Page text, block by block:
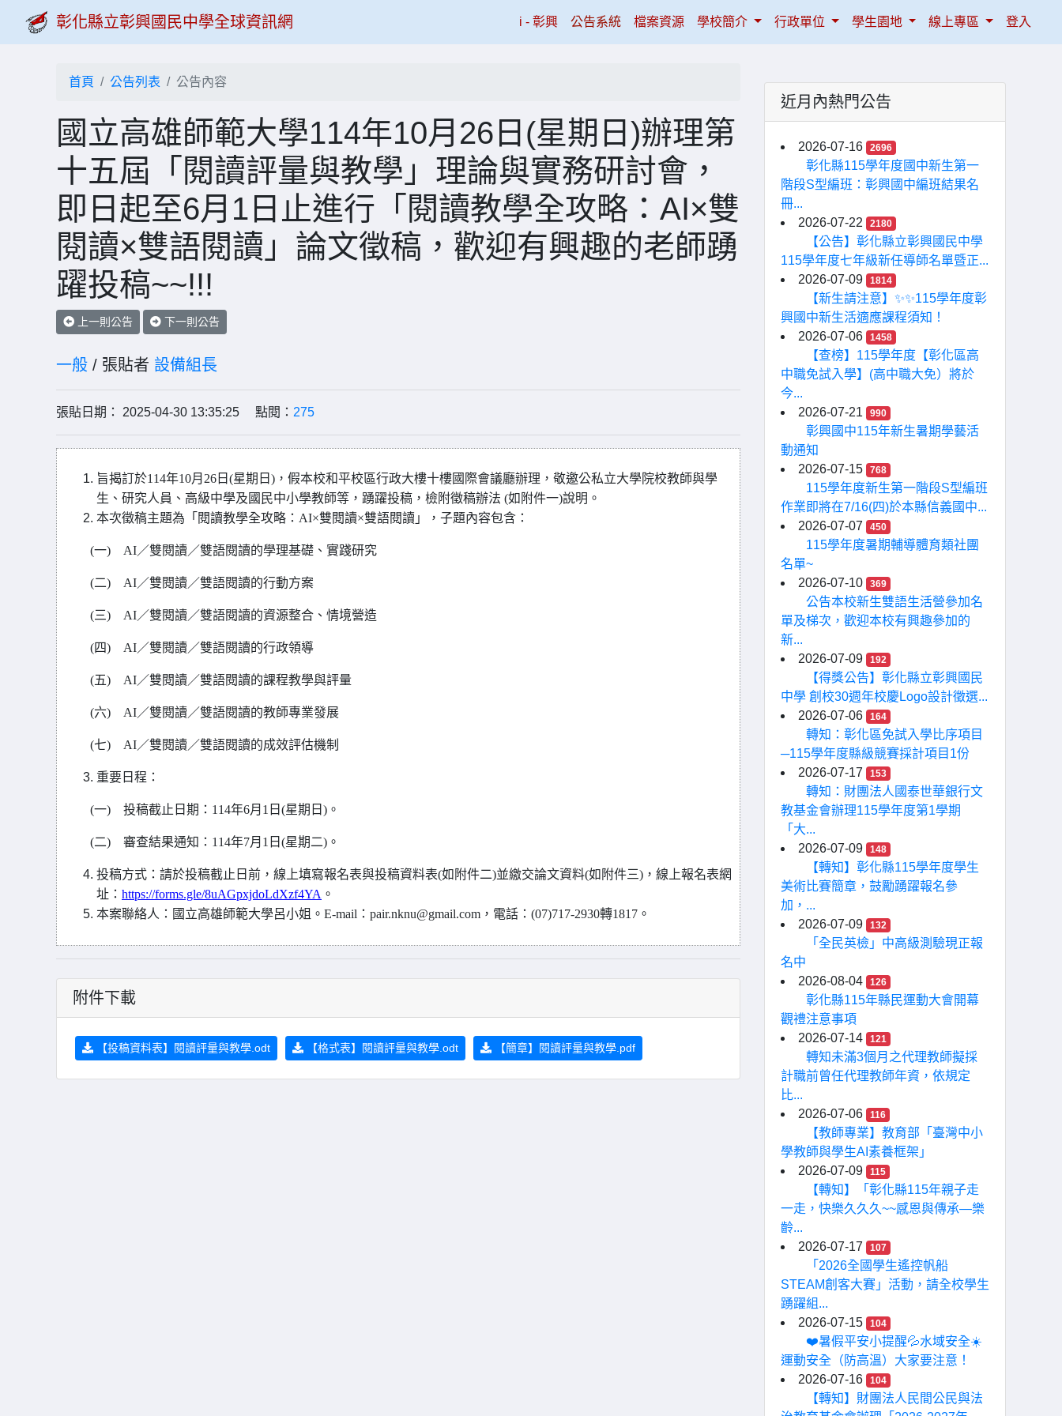
彰化縣立彰興國民中學全球資訊網 i - 彰興(current)
公告系統 檔案資源 學校簡介 行政單位 學生園地 線上專區 登入
首頁 公告列表 公告內容
國立高雄師範大學114年10月26日(星期日)辦理第
十五屆「閱讀評量與教學」理論與實務研討會，
即日起至6月1日止進行「閱讀教學全攻略：AI×雙
閱讀×雙語閱讀」論文徵稿，歡迎有興趣的老師踴
躍投稿~~!!!
上一則公告 下一則公告
一般 / 張貼者 設備組長
張貼日期： 2025-04-30 13:35:25 點閱： 275
旨揭訂於114年10月26日(星期日)，假本校和平校區行政大樓十樓國際會議廳辦理，敬邀公私立大學院校教師與學
生、研究人員、高級中學及國民中小學教師等，踴躍投稿，檢附徵稿辦法 (如附件一)說明。
本次徵稿主題為「閱讀教學全攻略：AI×雙閱讀×雙語閱讀」，子題內容包含：
(一) AI／雙閱讀／雙語閱讀的學理基礎、實踐研究
(二) AI／雙閱讀／雙語閱讀的行動方案
(三) AI／雙閱讀／雙語閱讀的資源整合、情境營造
(四) AI／雙閱讀／雙語閱讀的行政領導
(五) AI／雙閱讀／雙語閱讀的課程教學與評量
(六) AI／雙閱讀／雙語閱讀的教師專業發展
(七) AI／雙閱讀／雙語閱讀的成效評估機制
重要日程：
(一) 投稿截止日期：114年6月1日(星期日)。
(二) 審查結果通知：114年7月1日(星期二)。
投稿方式：請於投稿截止日前，線上填寫報名表與投稿資料表(如附件二)並繳交論文資料(如附件三)，線上報名表網
址： https://forms.gle/8uAGpxjdoLdXzf4YA 。
本案聯絡人：國立高雄師範大學呂小姐。E-mail：pair.nknu@gmail.com，電話：(07)717-2930轉1817。
附件下載
【投稿資料表】閱讀評量與教學.odt 【格式表】閱讀評量與教學.odt 【簡章】閱讀評量與教學.pdf
近月內熱門公告
2026-07-16 2696
彰化縣115學年度國中新生第一
階段S型編班：彰興國中編班結果名
冊...
2026-07-22
2180
【公告】彰化縣立彰興國民中學
115學年度七年級新任導師名單暨正...
2026-07-09
1814
【新生請注意】✨✨115學年度彰
興國中新生活適應課程須知！
2026-07-06
1458
【查榜】115學年度【彰化區高
中職免試入學】(高中職大免）將於
今...
2026-07-21
990
彰興國中115年新生暑期學藝活
動通知
2026-07-15
768
115學年度新生第一階段S型編班
作業即將在7/16(四)於本縣信義國中...
2026-07-07
450
115學年度暑期輔導體育類社團
名單~
2026-07-10
369
公告本校新生雙語生活營參加名
單及梯次，歡迎本校有興趣參加的
新...
2026-07-09
192
【得獎公告】彰化縣立彰興國民
中學 創校30週年校慶Logo設計徵選...
2026-07-06
164
轉知：彰化區免試入學比序項目
─115學年度縣級競賽採計項目1份
2026-07-17
153
轉知：財團法人國泰世華銀行文
教基金會辦理115學年度第1學期
「大...
2026-07-09
148
【轉知】彰化縣115學年度學生
美術比賽簡章，鼓勵踴躍報名參
加，...
2026-07-09
132
「全民英檢」中高級測驗現正報
名中
2026-08-04
126
彰化縣115年縣民運動大會開幕
觀禮注意事項
2026-07-14
121
轉知未滿3個月之代理教師擬採
計職前曾任代理教師年資，依規定
比...
2026-07-06
116
【教師專業】教育部「臺灣中小
學教師與學生AI素養框架」
2026-07-09
115
【轉知】「彰化縣115年親子走
一走，快樂久久久~~感恩與傳承—樂
齡...
2026-07-17
107
「2026全國學生遙控帆船
STEAM創客大賽」活動，請全校學生
踴躍組...
2026-07-15
104
❤️暑假平安小提醒💦水域安全☀️
運動安全（防高溫）大家要注意！
2026-07-16
104
【轉知】財團法人民間公民與法